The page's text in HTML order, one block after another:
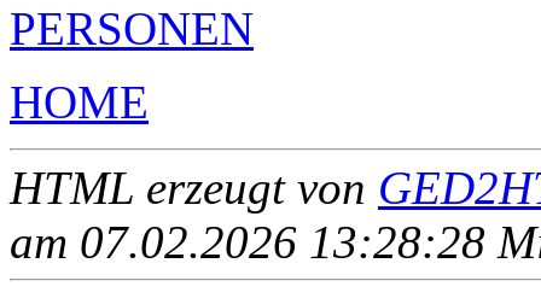
PERSONEN
HOME
HTML erzeugt von
am 07.02.2026 13:28:28